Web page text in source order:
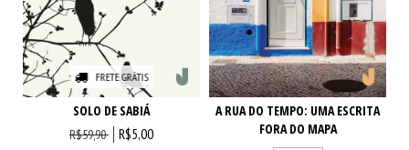
FRETE GRÁTIS
SOLO DE SABIÁ
R$59,90 R$5,00
A RUA DO TEMPO: UMA ESCRITA
FORA DO MAPA